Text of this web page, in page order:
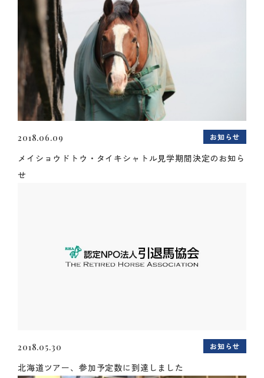
2018.06.09 お知らせ
メイショウドトウ・タイキシャトル見学期間決定のお知ら
せ
2018.05.30 お知らせ
北海道ツアー、参加予定数に到達しました